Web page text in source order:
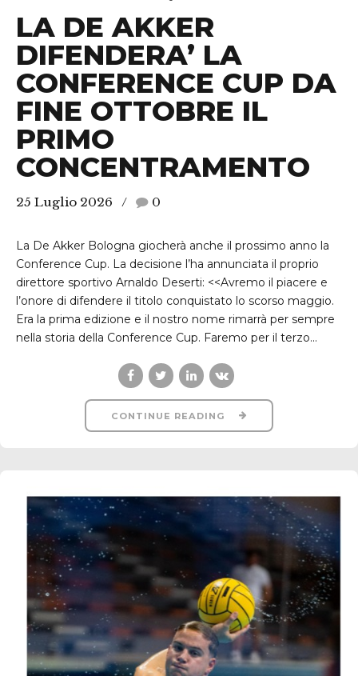
LA DE AKKER
DIFENDERA’ LA
CONFERENCE CUP DA
FINE OTTOBRE IL
PRIMO
CONCENTRAMENTO
25 Luglio 2026 0
La De Akker Bologna giocherà anche il prossimo anno la
Conference Cup. La decisione l’ha annunciata il proprio
direttore sportivo Arnaldo Deserti: <<Avremo il piacere e
l’onore di difendere il titolo conquistato lo scorso maggio.
Era la prima edizione e il nostro nome rimarrà per sempre
nella storia della Conference Cup. Faremo per il terzo...
CONTINUE READING